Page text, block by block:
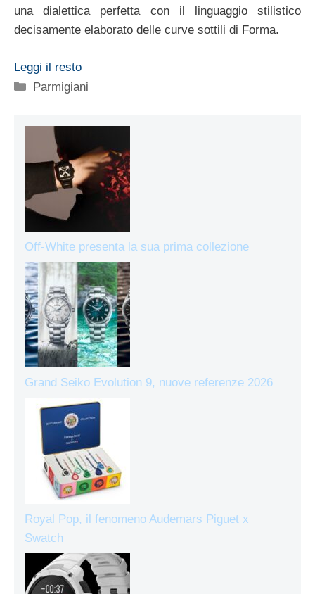
una dialettica perfetta con il linguaggio stilistico
decisamente elaborato delle curve sottili di Forma.
Leggi il resto
Categorie
Parmigiani
Off-White presenta la sua prima collezione
Grand Seiko Evolution 9, nuove referenze 2026
Royal Pop, il fenomeno Audemars Piguet x
Swatch